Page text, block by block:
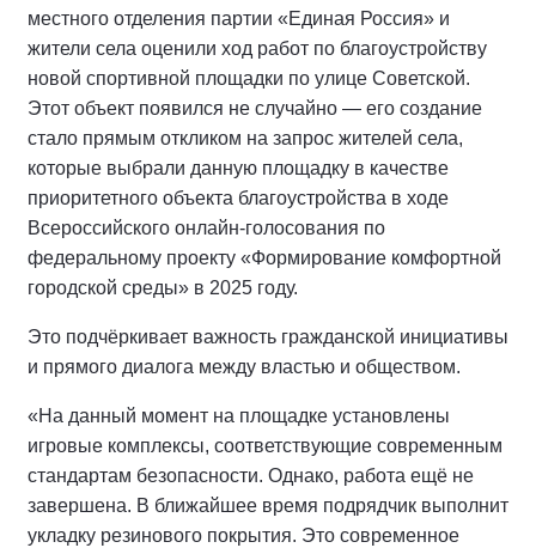
местного отделения партии «Единая Россия» и
жители села оценили ход работ по благоустройству
новой спортивной площадки по улице Советской.
Этот объект появился не случайно — его создание
стало прямым откликом на запрос жителей села,
которые выбрали данную площадку в качестве
приоритетного объекта благоустройства в ходе
Всероссийского онлайн-голосования по
федеральному проекту «Формирование комфортной
городской среды» в 2025 году.
Это подчёркивает важность гражданской инициативы
и прямого диалога между властью и обществом.
«На данный момент на площадке установлены
игровые комплексы, соответствующие современным
стандартам безопасности. Однако, работа ещё не
завершена. В ближайшее время подрядчик выполнит
укладку резинового покрытия. Это современное